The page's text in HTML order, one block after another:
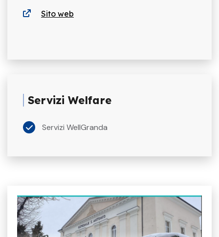
Sito web
Servizi Welfare
Servizi WellGranda